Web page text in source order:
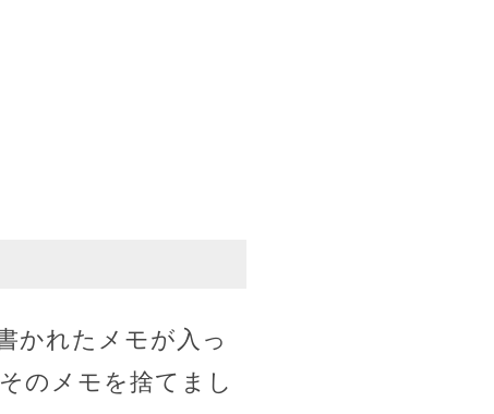
かれたメモが入っ
のメモを捨てまし